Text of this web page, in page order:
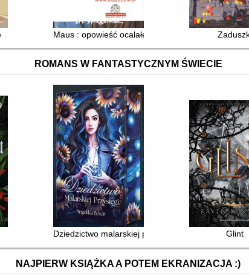
1984) Maus : opowieść ocalałego. 1, 2,
ROMANS W FANTASTYCZNYM ŚWIECIE
Dziedzictwo malarskiej przysięgi Glint
NAJPIERW KSIĄŻKA A POTEM EKRANIZACJA :)